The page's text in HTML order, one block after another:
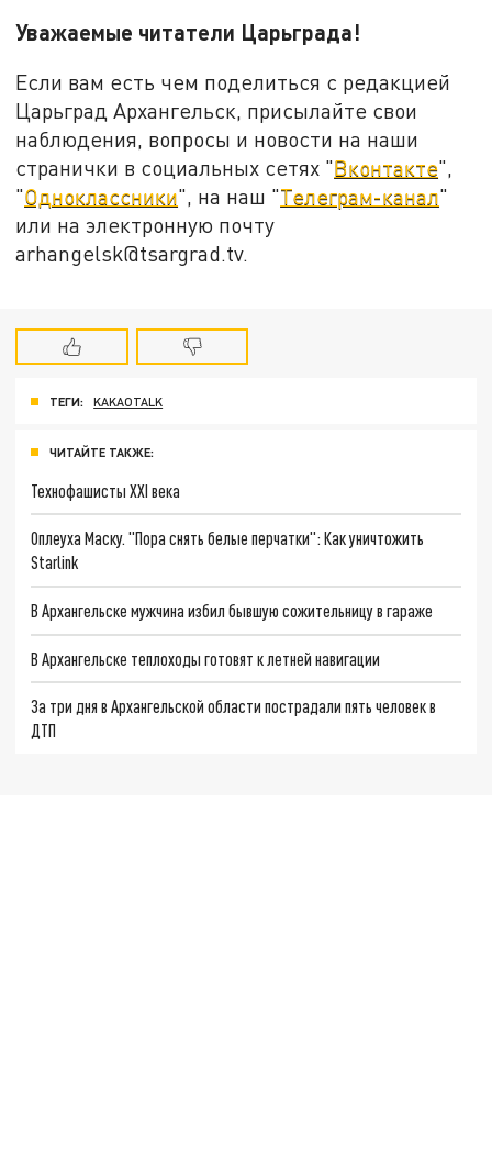
Уважаемые читатели Царьграда!
Если вам есть чем поделиться с редакцией
Царьград Архангельск, присылайте свои
наблюдения, вопросы и новости на наши
странички в социальных сетях "Вконтакте",
"Одноклассники", на наш "Телеграм-канал"
или на электронную почту
arhangelsk@tsargrad.tv.
ТЕГИ: KAKAOTALK
ЧИТАЙТЕ ТАКЖЕ:
Технофашисты XXI века
Оплеуха Маску. "Пора снять белые перчатки": Как уничтожить
Starlink
В Архангельске мужчина избил бывшую сожительницу в гараже
В Архангельске теплоходы готовят к летней навигации
За три дня в Архангельской области пострадали пять человек в
ДТП